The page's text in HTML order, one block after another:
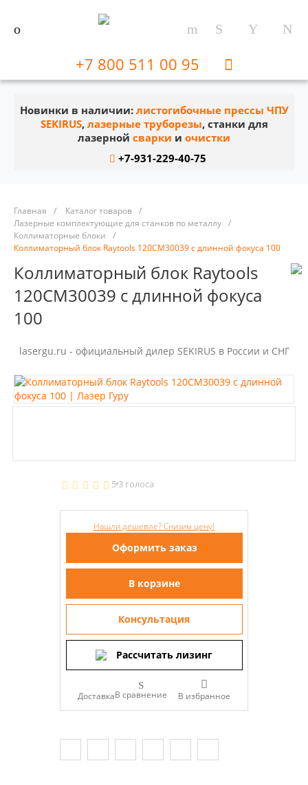
+7 800 511 00 95
Новинки в наличии: листогибочные прессы ЧПУ
SEKIRUS, лазерные труборезы, станки для
лазерной сварки и очистки
+7-931-229-40-75
Главная / Каталог товаров /
Лазерные комплектующие для станков по металлу /
Коллиматорные блоки
/
Коллиматорный блок Raytools 120CM30039 с длинной фокуса 100
Коллиматорный блок Raytools
120CM30039 с длинной фокуса
100
lasergu.ru - официальный дилер SEKIRUS в России и СНГ
5 3 голоса
Нашли дешевле? Снизим цену!
Оформить заказ
В корзине
Консультация
Рассчитать лизинг
ДоставкаВ сравнение